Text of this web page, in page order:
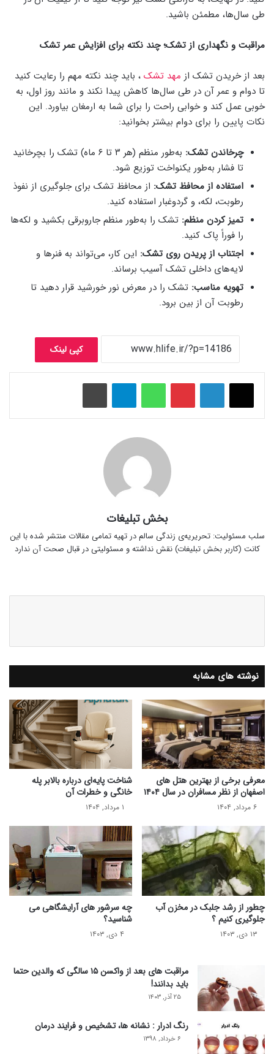
طی سال‌ها، مطمئن باشید.
مراقبت و نگهداری از تشک؛ چند نکته برای افزایش عمر تشک
بعد از خریدن تشک از مهد تشک ، باید چند نکته مهم را رعایت کنید
تا دوام و عمر آن در طی سال‌ها کاهش پیدا نکند و مانند روز اول، به
خوبی عمل کند و خوابی راحت را برای شما به ارمغان بیاورد. این
نکات پایین را برای دوام بیشتر بخوانید:
چرخاندن تشک:
به‌طور منظم (هر ۳ تا ۶ ماه) تشک را بچرخانید
تا فشار به‌طور یکنواخت توزیع شود.
استفاده از محافظ تشک: از محافظ تشک برای جلوگیری از نفوذ
رطوبت، لکه، و گردوغبار استفاده کنید.
تمیز کردن منظم: تشک را به‌طور منظم جاروبرقی بکشید و لکه‌ها
را فوراً پاک کنید.
اجتناب از پریدن روی تشک: این کار، می‌تواند به فنرها و
لایه‌های داخلی تشک آسیب برساند.
تهویه مناسب: تشک را در معرض نور خورشید قرار دهید تا
رطوبت آن از بین برود.
کپی لینک
پینتریست واتس آپ
بخش تبلیغات
سلب‌ مسئولیت: تحریریه‌ی زندگی سالم در تهیه‌ تمامی مقالات منتشر شده با این
کانت (کاربر بخش تبلیغات) نقش نداشته و مسئولیتی در قبال صحت آن ندارد
ت
نوشته های مشابه
معرفی برخی از بهترین هتل های
اصفهان از نظر مسافران در سال ۱۴۰۴
۶ مرداد, ۱۴۰۴
شناخت پایه‌ای درباره بالابر پله
خانگی و خطرات آن
۱ مرداد, ۱۴۰۴
چطور از رشد جلبک در مخزن آب
جلوگیری کنیم ؟
۱۳ دی, ۱۴۰۳
چه سرشور های آرایشگاهی می
شناسید؟
۴ دی, ۱۴۰۳
مراقبت های بعد از واکسن ۱۵ سالگی که والدین حتما
باید بدانند!
۲۵ آذر, ۱۴۰۳
رنگ ادرار : نشانه ها، تشخیص و فرایند درمان
۶ خرداد, ۱۳۹۸